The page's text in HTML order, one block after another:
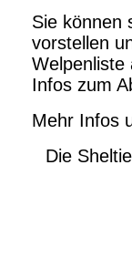
Sie können
vorstellen
Welpenliste
Infos zum
Mehr Infos
Die